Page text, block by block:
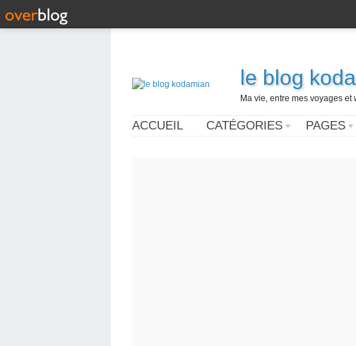
le blog
Ma vie, entre mes voyages
ACCUEIL CATÉGORIES PAGES